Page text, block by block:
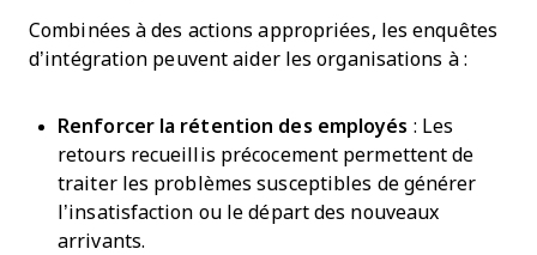
Combinées à des actions appropriées, les enquêtes
d’intégration peuvent aider les organisations à :
Renforcer la rétention des employés : Les
retours recueillis précocement permettent de
traiter les problèmes susceptibles de générer
l’insatisfaction ou le départ des nouveaux
arrivants.